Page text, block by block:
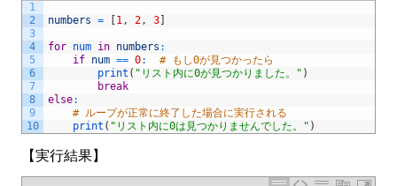
1
2
3
4
5
6
7
8
9
10
numbers = 1, 2, 3]
for num in numbers :
if num == 0:
# もし0が見つかったら
print ( "リスト内に0が見つかりました。" )
break
else:
# ループが正常に終了した場合に実行される
print ( "リスト内に0は見つかりませんでした。" )
【実行結果】